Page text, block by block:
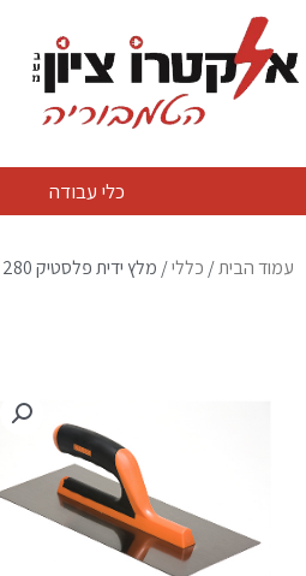
לתוכן
כלי עבודה
עמוד הבית/ כללי/ מלץ ידית פלסטיק 280 מ"מ KENDO